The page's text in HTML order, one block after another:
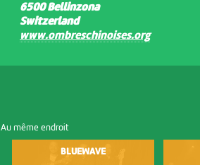
6500 Bellinzona
Switzerland
www.ombreschinoises.org
Au même endroit
BLUEWAVE